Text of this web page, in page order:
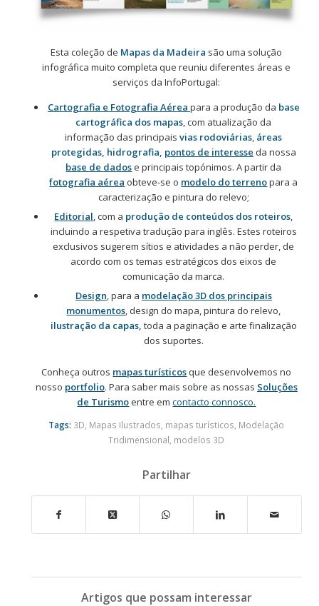
Esta coleção de Mapas da Madeira são uma solução
infográfica muito completa que reuniu diferentes áreas e
serviços da InfoPortugal:
Cartografia e Fotografia Aérea para a produção da base
cartográfica dos mapas, com atualização da
informação das principaisvias rodoviárias, áreas
protegidas, hidrografia, pontos de interesse da nossa
base de dadose principais topónimos. A partir da
fotografia aérea obteve-se o modelo do terrenopara a
caracterização e pintura do relevo;
Editorial, com a produção de conteúdos dos roteiros,
incluindo a respetiva tradução para inglês. Estes roteiros
exclusivos sugerem sítios e atividades a não perder, de
acordo com os temas estratégicos dos eixos de
comunicação da marca.
Design, para a modelação 3D dos principais
monumentos, design do mapa, pintura do relevo,
ilustração da capas, toda a paginação e arte finalização
dos suportes.
Conheça outros mapasturísticosque desenvolvemos no
nosso portfolio. Para saber mais sobre as nossas Soluções
de Turismoentre emcontacto connosco.
Tags: 3D Mapas Ilustrados mapas turísticos Modelação
Tridimensional modelos 3D
Partilhar
Artigos que possam interessar